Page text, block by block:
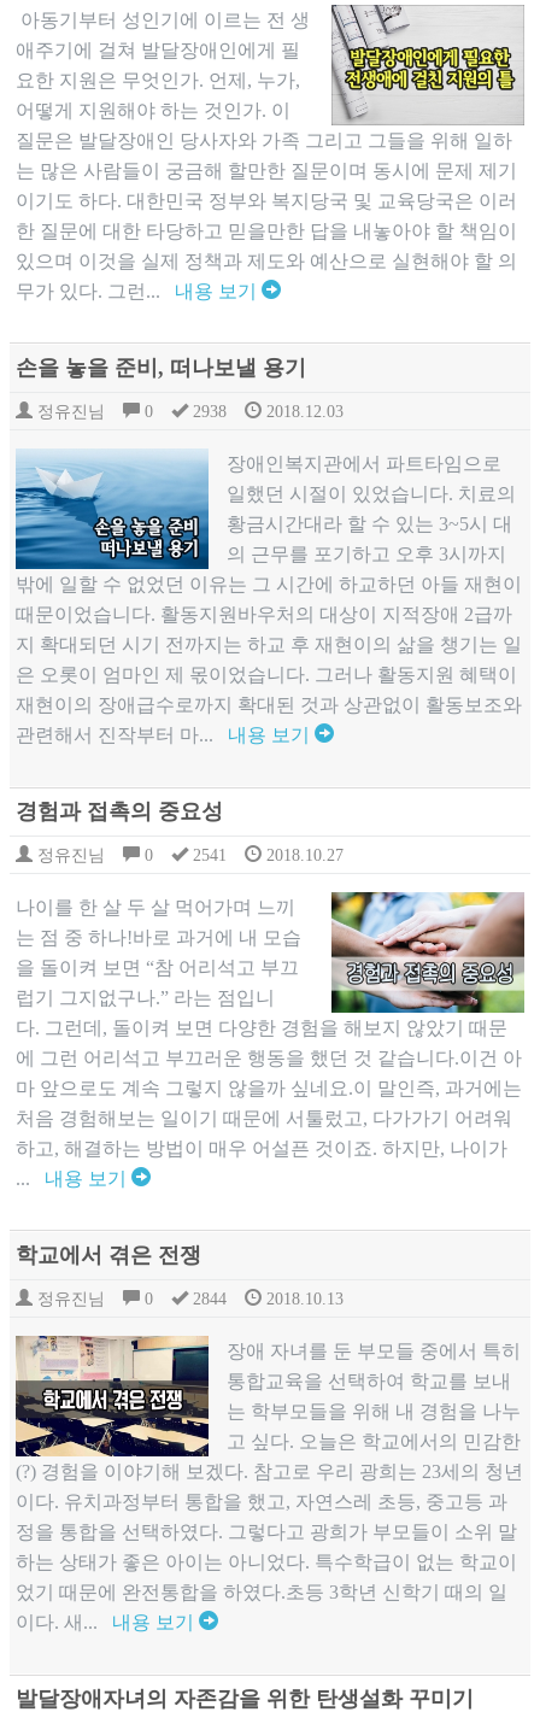
아동기부터 성인기에 이르는 전 생
애주기에 걸쳐 발달장애인에게 필
요한 지원은 무엇인가. 언제, 누가,
어떻게 지원해야 하는 것인가. 이
질문은 발달장애인 당사자와 가족 그리고 그들을 위해 일하
는 많은 사람들이 궁금해 할만한 질문이며 동시에 문제 제기
이기도 하다. 대한민국 정부와 복지당국 및 교육당국은 이러
한 질문에 대한 타당하고 믿을만한 답을 내놓아야 할 책임이
있으며 이것을 실제 정책과 제도와 예산으로 실현해야 할 의
무가 있다. 그런... 내용 보기
손을 놓을 준비, 떠나보낼 용기
정유진님 0 2938 2018.12.03
장애인복지관에서 파트타임으로
일했던 시절이 있었습니다. 치료의
황금시간대라 할 수 있는 3~5시 대
의 근무를 포기하고 오후 3시까지
밖에 일할 수 없었던 이유는 그 시간에 하교하던 아들 재현이
때문이었습니다. 활동지원바우처의 대상이 지적장애 2급까
지 확대되던 시기 전까지는 하교 후 재현이의 삶을 챙기는 일
은 오롯이 엄마인 제 몫이었습니다. 그러나 활동지원 혜택이
재현이의 장애급수로까지 확대된 것과 상관없이 활동보조와
관련해서 진작부터 마... 내용 보기
경험과 접촉의 중요성
정유진님 0 2541 2018.10.27
나이를 한 살 두 살 먹어가며 느끼
는 점 중 하나!바로 과거에 내 모습
을 돌이켜 보면 “참 어리석고 부끄
럽기 그지없구나.” 라는 점입니
다. 그런데, 돌이켜 보면 다양한 경험을 해보지 않았기 때문
에 그런 어리석고 부끄러운 행동을 했던 것 같습니다.이건 아
마 앞으로도 계속 그렇지 않을까 싶네요.이 말인즉, 과거에는
처음 경험해보는 일이기 때문에 서툴렀고, 다가가기 어려워
하고, 해결하는 방법이 매우 어설픈 것이죠. 하지만, 나이가
... 내용 보기
학교에서 겪은 전쟁
정유진님 0 2844 2018.10.13
장애 자녀를 둔 부모들 중에서 특히
통합교육을 선택하여 학교를 보내
는 학부모들을 위해 내 경험을 나누
고 싶다. 오늘은 학교에서의 민감한
(?) 경험을 이야기해 보겠다. 참고로 우리 광희는 23세의 청년
이다. 유치과정부터 통합을 했고, 자연스레 초등, 중고등 과
정을 통합을 선택하였다. 그렇다고 광희가 부모들이 소위 말
하는 상태가 좋은 아이는 아니었다. 특수학급이 없는 학교이
었기 때문에 완전통합을 하였다.초등 3학년 신학기 때의 일
이다. 새... 내용 보기
발달장애자녀의 자존감을 위한 탄생설화 꾸미기